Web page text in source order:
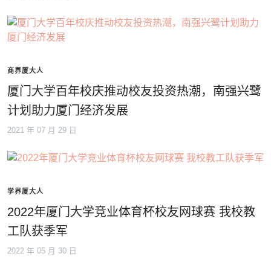
商界厦大人
厦门大学百年校庆推动校友投资热潮，南强兴鹭
计划助力厦门经济发展
2021 年 07 月 29 日
学界厦大人
2022年厦门大学竞业体育杯校友网球赛 我校教
工队获季军
2022 年 05 月 30 日